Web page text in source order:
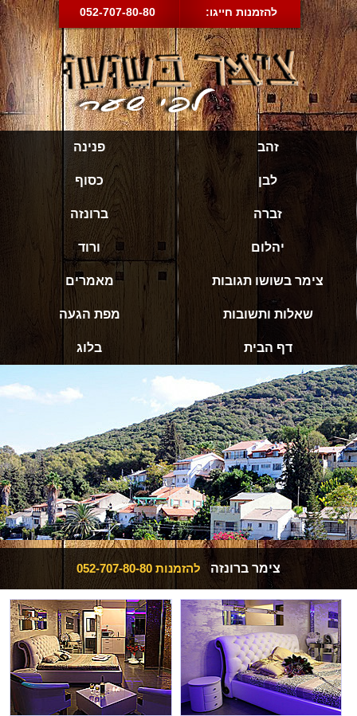
052-707-80-80 להזמנות חייגו:
פנינה זהב
כסוף לבן
ברונזה זברה
ורוד יהלום
מאמרים צימר בשושו תגובות
מפת הגעה שאלות ותשובות
בלוג דף הבית
צימר ברונזה להזמנות 052-707-80-80